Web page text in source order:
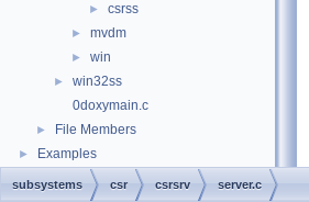
► csrss
► mvdm
► win
►
win32ss
0doxymain.c
► File Members
► Examples
subsystems csr csrsrv server.c